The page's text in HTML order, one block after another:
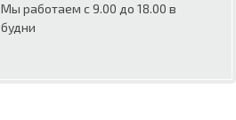
Мы работаем с 9.00 до 18.00 в
будни